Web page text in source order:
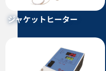
ジャケットヒーター